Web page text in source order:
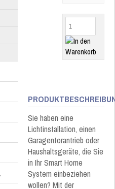
Sie haben eine
Lichtinstallation, einen
Garagentorantrieb oder
Haushaltsgeräte, die Sie
in Ihr Smart Home
System einbeziehen
wollen? Mit der